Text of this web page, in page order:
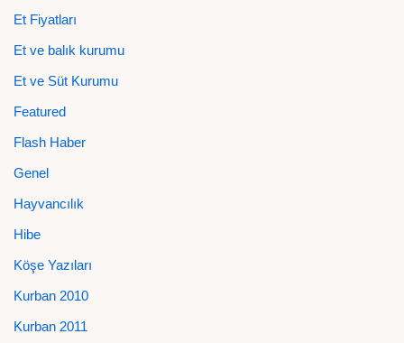
Et Fiyatları
Et ve balık kurumu
Et ve Süt Kurumu
Featured
Flash Haber
Genel
Hayvancılık
Hibe
Köşe Yazıları
Kurban 2010
Kurban 2011